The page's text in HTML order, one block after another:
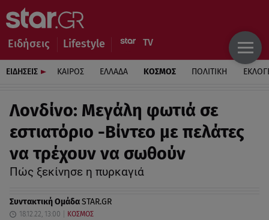
Ειδήσεις Lifestyle
ΕΙΔΗΣΕΙΣ ΚΑΙΡΟΣ ΕΛΛΑΔΑ ΚΟΣΜΟΣ ΠΟΛΙΤΙΚΗ
Λονδίνο: Μεγάλη φωτιά σε
εστιατόριο -Βίντεο με πελάτες
να τρέχουν να σωθούν
Πώς ξεκίνησε η πυρκαγιά
Συντακτική ΟμάδαSTAR.GR
18.12.22, 13:00 ΚΟΣΜΟΣ